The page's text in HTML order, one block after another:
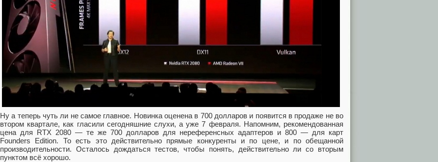
Ну а теперь чуть ли не самое главное. Новинка оценена в 700 долларов и появится в продаже не во
втором квартале, как гласили сегодняшние слухи, а уже 7 февраля. Напомним, рекомендованная
цена для RTX 2080 — те же 700 долларов для нереференсных адаптеров и 800 — для карт
Founders Edition. То есть это действительно прямые конкуренты и по цене, и по обещанной
производительности. Осталось дождаться тестов, чтобы понять, действительно ли со вторым
пунктом всё хорошо.